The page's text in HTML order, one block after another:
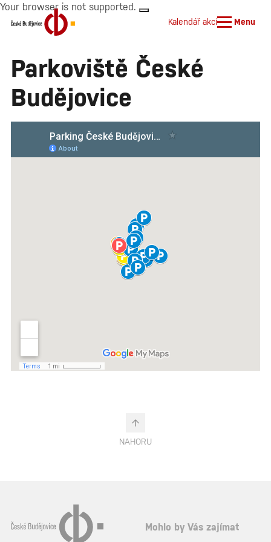
Your browser is not supported.
Kalendář akcí Menu
Parkoviště České
Budějovice
NAHORU
Mohlo by Vás zajímat